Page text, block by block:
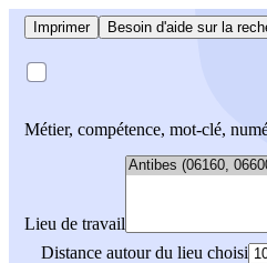
Imprimer Besoin d'aide sur la
Métier, compétence, mot-clé,
Lieu de travail
Distance autour du lieu choisi